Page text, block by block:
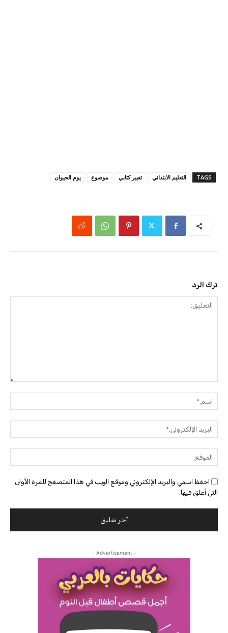
TAGS التعليم الابتدائي تعبير كتابي موضوع يوم الحيوان
ترك الرد
احفظ اسمي والبريد الإلكتروني وموقع الويب في هذا المتصفح للمرة الأولى
التي أعلق فيها.
- Advertisement -